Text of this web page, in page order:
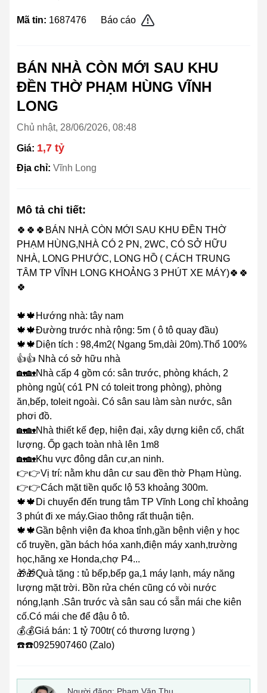
Mã tin: 1687476 Báo cáo
BÁN NHÀ CÒN MỚI SAU KHU
ĐỀN THỜ PHẠM HÙNG VĨNH
LONG
Chủ nhật, 28/06/2026, 08:48
Giá: 1,7 tỷ
Địa chỉ: Vĩnh Long
Mô tả chi tiết:
🍀🍀🍀BÁN NHÀ CÒN MỚI SAU KHU ĐỀN THỜ
PHẠM HÙNG,NHÀ CÓ 2 PN, 2WC, CÓ SỞ HỮU
NHÀ, LONG PHƯỚC, LONG HỒ ( CÁCH TRUNG
TÂM TP VĨNH LONG KHOẢNG 3 PHÚT XE MÁY)🍀🍀
🍀
🍁🍁Hướng nhà: tây nam
🍁🍁Đường trước nhà rộng: 5m ( ô tô quay đầu)
🍁🍁Diện tích : 98,4m2( Ngang 5m,dài 20m).Thổ 100%
👍👍 Nhà có sở hữu nhà
🏡🏡Nhà cấp 4 gồm có: sân trước, phòng khách, 2
phòng ngủ( có1 PN có toleit trong phòng), phòng
ăn,bếp, toleit ngoài. Có sân sau làm sàn nước, sân
phơi đồ.
🏡🏡Nhà thiết kế đẹp, hiện đại, xây dựng kiên cố, chất
lượng. Ốp gạch toàn nhà lên 1m8
🏡🏡Khu vực đông dân cư,an ninh.
👉👉Vị trí: nằm khu dân cư sau đền thờ Phạm Hùng.
👉👉Cách mặt tiền quốc lộ 53 khoảng 300m.
🍁🍁Di chuyển đến trung tâm TP Vĩnh Long chỉ khoảng
3 phút đi xe máy.Giao thông rất thuận tiện.
🍁🍁Gần bệnh viện đa khoa tỉnh,gần bệnh viện y học
cổ truyền, gần bách hóa xanh,điện máy xanh,trường
học,hãng xe Honda,chợ P4...
🎁🎁Quà tặng : tủ bếp,bếp ga,1 máy lạnh, máy năng
lượng mặt trời. Bồn rửa chén cũng có vòi nước
nóng,lạnh .Sân trước và sân sau có sẵn mái che kiên
cố.Có mái che để đậu ô tô.
💰💰Giá bán: 1 tỷ 700tr( có thương lượng )
☎️☎️0925907460 (Zalo)